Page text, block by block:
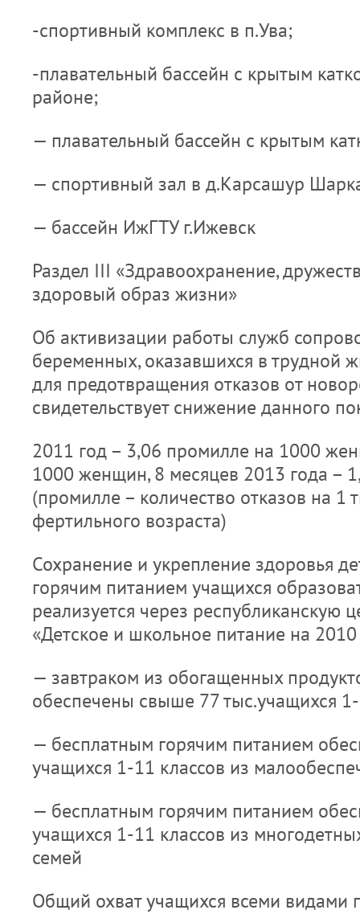
-спортивный комплекс в п.Ува;
-плавательный бассейн с крытым
районе;
— плавательный бассейн с крытым
— спортивный зал в д.Карсашур
— бассейн ИжГТУ г.Ижевск
Раздел III «Здравоохранение,
здоровый образ жизни»
Об активизации работы служб
беременных, оказавшихся в трудной
для предотвращения отказов от
свидетельствует снижение данного
2011 год – 3,06 промилле на 1000
1000 женщин, 8 месяцев 2013 года –
(промилле – количество отказов на
фертильного возраста)
Сохранение и укрепление здоровья
горячим питанием учащихся
реализуется через республиканскую
«Детское и школьное питание на
— завтраком из обогащенных
обеспечены свыше 77 тыс.учащихся
— бесплатным горячим питанием
учащихся 1-11 классов из
— бесплатным горячим питанием
учащихся 1-11 классов из
семей
Общий охват учащихся всеми видами